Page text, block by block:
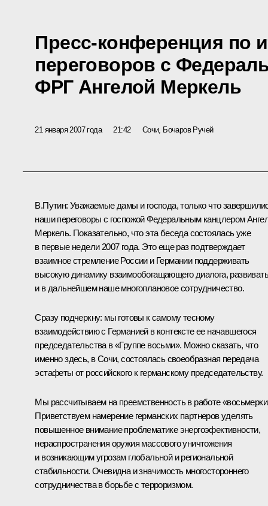
Пресс-конференция по
переговоров с
ФРГ Ангелой Меркель
21 января 2007 года 21:42 Сочи, Бочаров Ручей
В.Путин: Уважаемые дамы и господа, только что
наши переговоры с госпожой Федеральным канцлером
Меркель. Показательно, что эта беседа состоялась уже
в первые недели 2007 года. Это еще раз подтверждает
взаимное стремление России и Германии поддерживать
высокую динамику взаимообогащающего диалога, развивать
и в дальнейшем наше многоплановое сотрудничество.
Сразу подчеркну: мы готовы к самому тесному
взаимодействию с Германией в контексте ее начавшегося
председательства в «Группе восьми». Можно сказать, что
именно здесь, в Сочи, состоялась своеобразная передача
эстафеты от российского к германскому председательству.
Мы рассчитываем на преемственность в работе
Приветствуем намерение германских партнеров уделять
повышенное внимание проблематике энергоэфективности,
нераспространения оружия массового уничтожения
и возникающим угрозам глобальной и региональной
стабильности. Очевидна и значимость многостороннего
сотрудничества в борьбе с терроризмом.